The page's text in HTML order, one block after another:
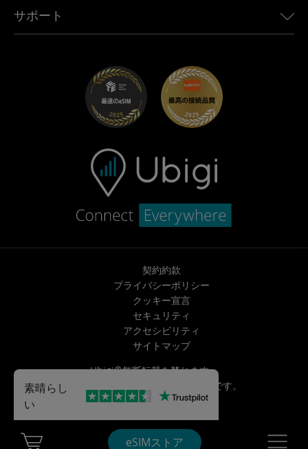
eSIMストア
Mini向けUbigi
Maserati向けUbigi
Ubigiアプリ
アフェリエイトプログラム
サポート
トラブルシューティング
ヘルプセンター
お問い合わせ先
契約約款
プライバシーポリシー
クッキー宣言
セキュリティ
アクセシビリティ
サイトマップ
Ubigi©無断転載を禁じます。
のブランドです。
素晴らし
い